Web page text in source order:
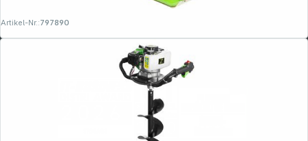
Artikel-Nr.:797890